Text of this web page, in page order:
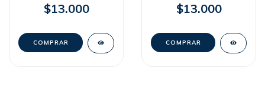
de la Biblia [Caja
Metálica]
$13.000
Personajes de la Biblia
[Caja Metálica]
$13.000